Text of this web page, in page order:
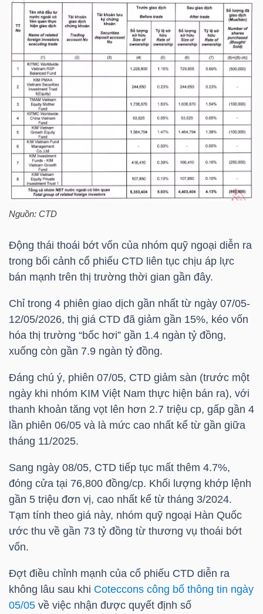
Nguồn: CTD
Động thái thoái bớt vốn của nhóm quỹ ngoại diễn ra
trong bối cảnh cổ phiếu CTD liên tục chịu áp lực
bán mạnh trên thị trường thời gian gần đây.
Chỉ trong 4 phiên giao dịch gần nhất từ ngày 07/05-
12/05/2026, thị giá CTD đã giảm gần 15%, kéo vốn
hóa thị trường “bốc hơi” gần 1.4 ngàn tỷ đồng,
xuống còn gần 7.9 ngàn tỷ đồng.
Đáng chú ý, phiên 07/05, CTD giảm sàn (trước một
ngày khi nhóm KIM Việt Nam thực hiện bán ra), với
thanh khoản tăng vọt lên hơn 2.7 triệu cp, gấp gần 4
lần phiên 06/05 và là mức cao nhất kể từ gần giữa
tháng 11/2025.
Sang ngày 08/05, CTD tiếp tục mất thêm 4.7%,
đóng cửa tại 76,800 đồng/cp. Khối lượng khớp lệnh
gần 5 triệu đơn vị, cao nhất kể từ tháng 3/2024.
Tạm tính theo giá này, nhóm quỹ ngoại Hàn Quốc
ước thu về gần 73 tỷ đồng từ thương vụ thoái bớt
vốn.
Đợt điều chỉnh mạnh của cổ phiếu CTD diễn ra
không lâu sau khi Coteccons công bố thông tin ngày
05/05 về việc nhận được quyết định số
DƯƠNG
TÀI
CHÍNH
CÁ
NHÂN
PHÂN
TÍCH
VIETSTOCKFINANCE
VĨ
MÔ
NGÀNH
DOANH
NGHIỆP
CỔ
PHIẾU
PHÁI
SINH
TRÁI